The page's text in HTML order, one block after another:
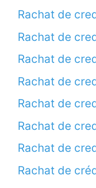
Rachat de
Rachat de
Rachat de
Rachat de
Rachat de
Rachat de
Rachat de
Rachat de